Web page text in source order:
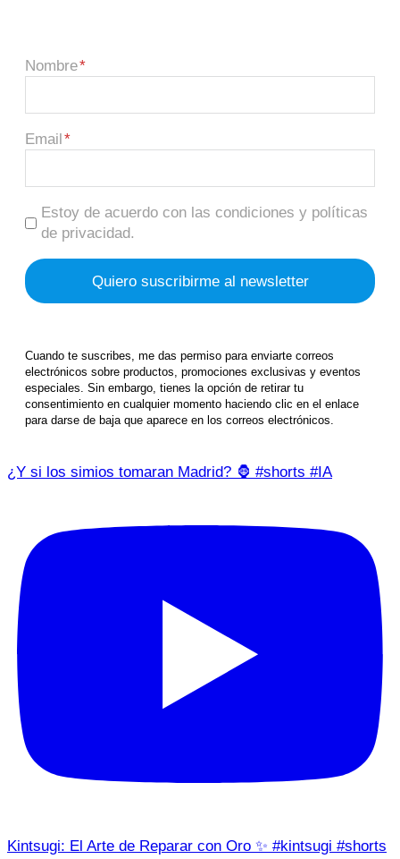
Nombre
Email
Estoy de acuerdo con las condiciones y políticas
de privacidad.
Cuando te suscribes, me das permiso para enviarte correos
electrónicos sobre productos, promociones exclusivas y eventos
especiales. Sin embargo, tienes la opción de retirar tu
consentimiento en cualquier momento haciendo clic en el enlace
para darse de baja que aparece en los correos electrónicos.
¿Y si los simios tomaran Madrid? 🦍 #shorts #IA
Kintsugi: El Arte de Reparar con Oro ✨ #kintsugi #shorts